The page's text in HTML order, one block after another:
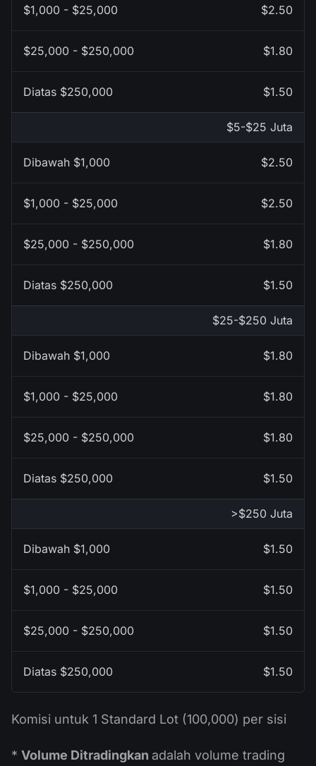
$2.50
$1.80
$1.50
$5-$25 Juta
$2.50
$2.50
$1.80
$1.50
$25-$250 Juta
$1.80
$1.80
$1.80
$1.50
>$250 Juta
$1.50
$1.50
$1.50
$1.50
Komisi untuk 1 Standard Lot (100,000) per sisi
* Volume Ditradingkan adalah volume trading